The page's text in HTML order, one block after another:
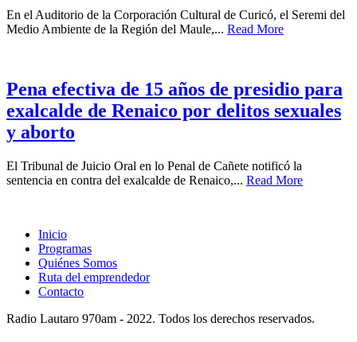
En el Auditorio de la Corporación Cultural de Curicó, el Seremi del
Medio Ambiente de la Región del Maule,... Read More
Pena efectiva de 15 años de presidio para
exalcalde de Renaico por delitos sexuales
y aborto
El Tribunal de Juicio Oral en lo Penal de Cañete notificó la
sentencia en contra del exalcalde de Renaico,... Read More
Inicio
Programas
Quiénes Somos
Ruta del emprendedor
Contacto
Radio Lautaro 970am - 2022. Todos los derechos reservados.